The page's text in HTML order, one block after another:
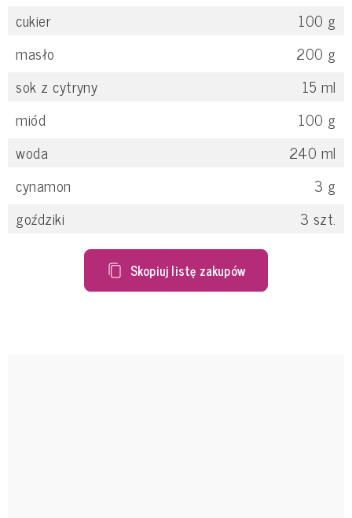
cukier
100 g
masło
200 g
sok z cytryny
15 ml
miód
100 g
woda
240 ml
cynamon
3 g
goździki
3 szt.
Skopiuj listę zakupów